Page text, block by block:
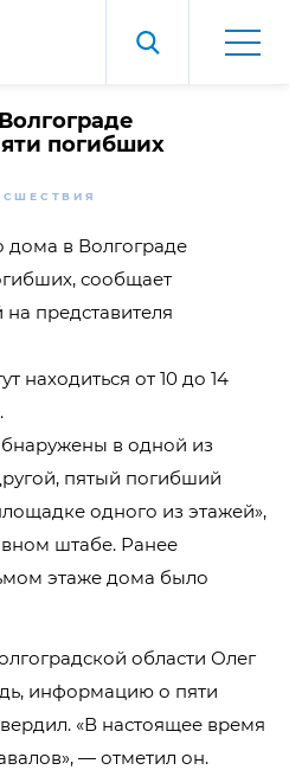
погибших
дома в Волгограде
сообщает
представителя
находиться от 10 до 14
в одной из
пятый погибший
одного из этажей»,
штабе. Ранее
этаже дома было
области Олег
информацию о пяти
«В настоящее время
— отметил он.